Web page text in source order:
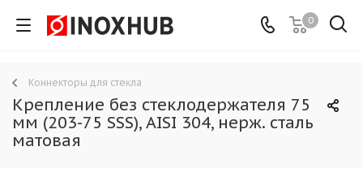
0
Коннекторы для стекла
Крепление без стеклодержателя 75
мм (203-75 SSS), AISI 304, нерж. сталь
матовая